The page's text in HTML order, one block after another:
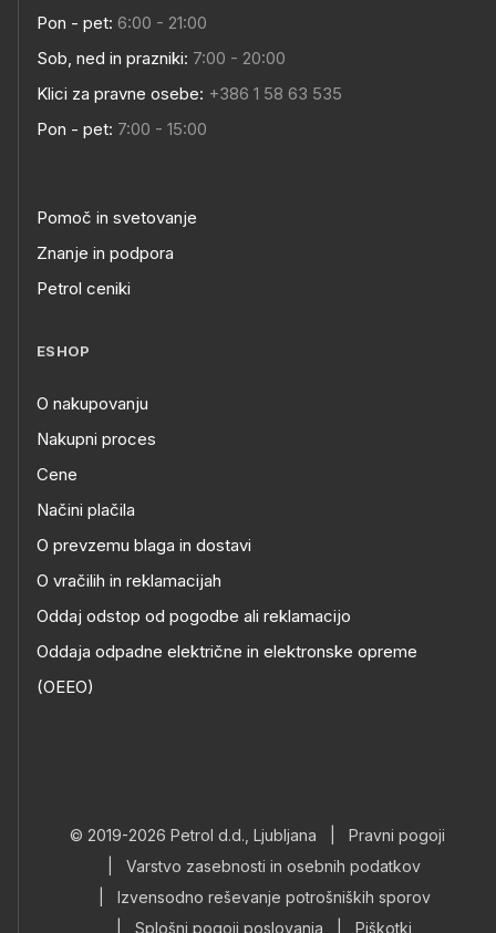
Pon - pet: 6:00 - 21:00
Sob, ned in prazniki: 7:00 - 20:00
Klici za pravne osebe: +386 1 58 63 535
Pon - pet: 7:00 - 15:00
Pomoč in svetovanje
Znanje in podpora
Petrol ceniki
ESHOP
O nakupovanju
Nakupni proces
Cene
Načini plačila
O prevzemu blaga in dostavi
O vračilih in reklamacijah
Oddaj odstop od pogodbe ali reklamacijo
Oddaja odpadne električne in elektronske opreme
(OEEO)
© 2019-2026 Petrol d.d., Ljubljana
Pravni pogoji
Varstvo zasebnosti in osebnih podatkov
Izvensodno reševanje potrošniških sporov
Splošni pogoji poslovanja Piškotki